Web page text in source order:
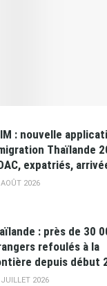
: nouvelle
Thaïlande
expatriés,
2026
: près de 30
refoulés à la
depuis début
2026